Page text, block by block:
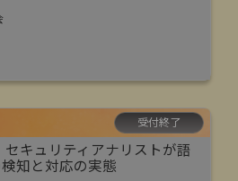
受付終了
キュリティアナリストが語
知と対応の実態